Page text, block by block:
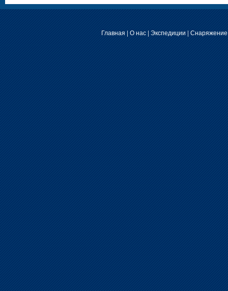
Главная | О нас| Экспедиции | Снаряжение